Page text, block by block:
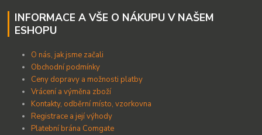
INFORMACE A VŠE O NÁKUPU V NAŠEM
ESHOPU
O nás, jak jsme začali
Obchodní podmínky
Ceny dopravy a možnosti platby
Vrácení a výměna zboží
Kontakty, odběrní místo, vzorkovna
Registrace a její výhody
Platební brána Comgate